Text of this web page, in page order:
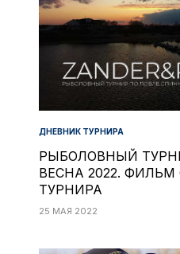
ДНЕВНИК ТУРНИРА
РЫБОЛОВНЫЙ
ВЕСНА 2022.
ТУРНИРА
25 МАЯ 2022